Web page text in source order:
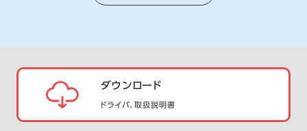
ダウンロード
ドライバ、取扱説明書